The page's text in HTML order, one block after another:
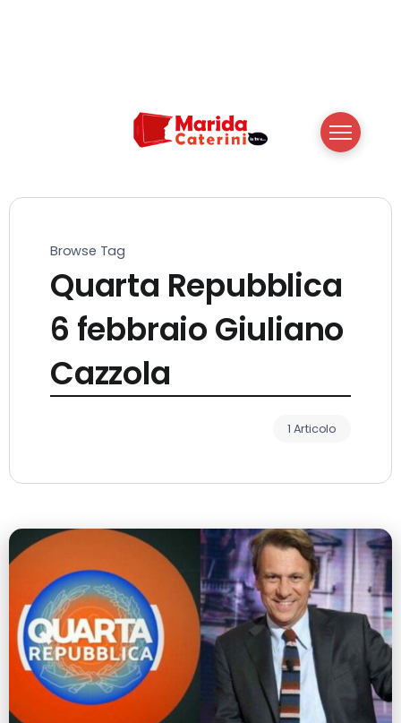
Browse Tag
Quarta Repubblica
6 febbraio Giuliano
Cazzola
1 Articolo